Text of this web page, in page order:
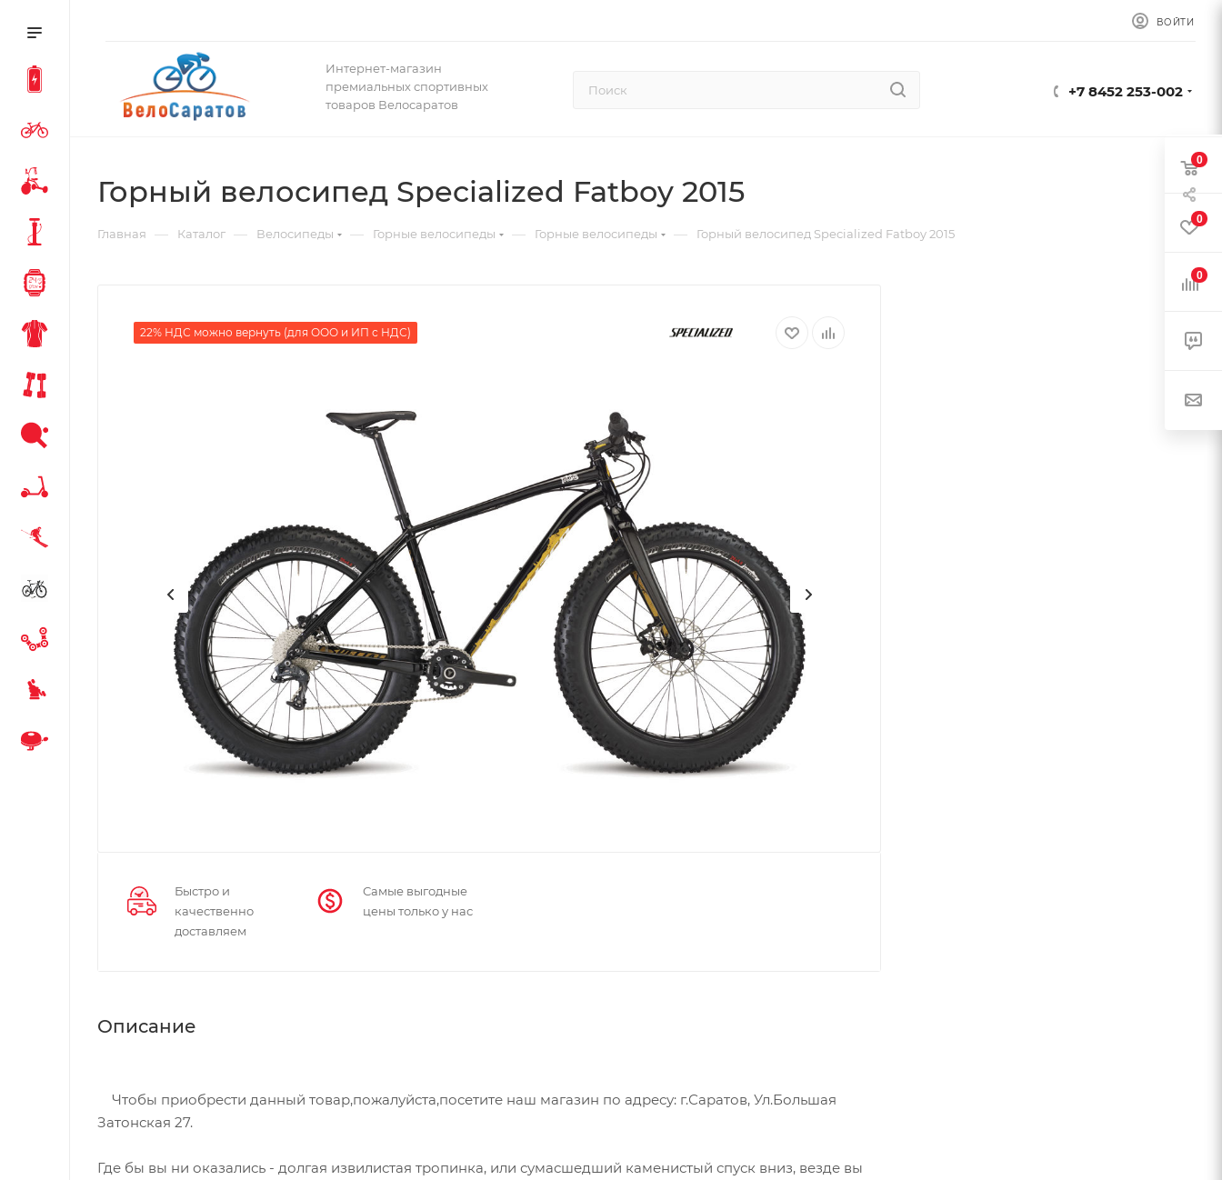
ВОЙТИ
Интернет-магазин
премиальных спортивных
товаров Велосаратов
+7 8452 253-002
Горный велосипед Specialized Fatboy 2015
Главная — Каталог — Велосипеды — Горные велосипеды — Горные велосипеды — Горный велосипед Specialized Fatboy 2015
22% НДС можно вернуть (для ООО и ИП с НДС)
Быстро и
качественно
доставляем
Самые выгодные
цены только у нас
Описание
Чтобы приобрести данный товар,пожалуйста,посетите наш магазин по адресу: г.Саратов, Ул.Большая
Затонская 27.
Где бы вы ни оказались - долгая извилистая тропинка, или сумасшедший каменистый спуск вниз, везде вы
0
0
0